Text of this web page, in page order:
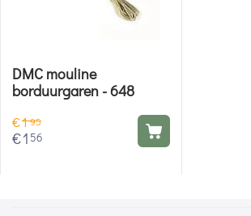
DMC mouline
borduurgaren - 648
€195
€1 56